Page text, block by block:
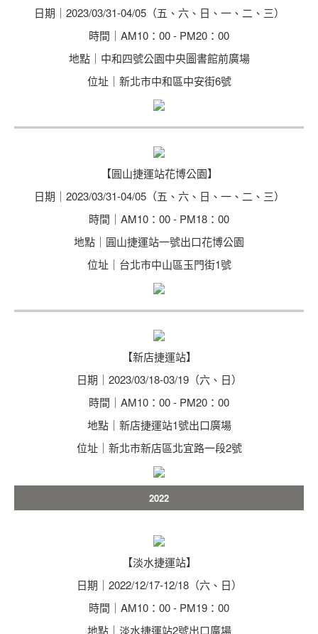
日期｜2023/03/31-04/05（五、六、日、一、二、三）
時間｜AM10：00 - PM20：00
地點｜中和四號公園中央圖書館前廣場
位址｜新北市中和區中安街6號
【圓山捷運站花博公園】
日期｜2023/03/31-04/05（五、六、日、一、二、三）
時間｜AM10：00 - PM18：00
地點｜圓山捷運站一號出口花博公園
位址｜台北市中山區玉門街1號
【新店捷運站】
日期｜2023/03/18-03/19（六、日）
時間｜AM10：00 - PM20：00
地點｜新店捷運站1號出口廣場
位址｜新北市新店區北宜路一段2號
2022
【淡水捷運站】
日期｜2022/12/17-12/18（六、日）
時間｜AM10：00 - PM19：00
地點｜淡水捷運站2號出口廣場